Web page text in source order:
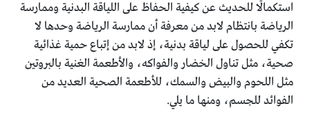
استكمالًا للحديث عن كيفية الحفاظ على اللياقة البدنية وممارسة
الرياضة بانتظام لابد من معرفة أن ممارسة الرياضة وحدها لا
تكفي للحصول على لياقة بدنية، إذ لابد من إتباع حمية غذائية
صحية، مثل تناول الخضار والفواكه، والأطعمة الغنية بالبروتين
مثل اللحوم والبيض والسمك، للأطعمة الصحية العديد من
الفوائد للجسم، ومنها ما يلي.